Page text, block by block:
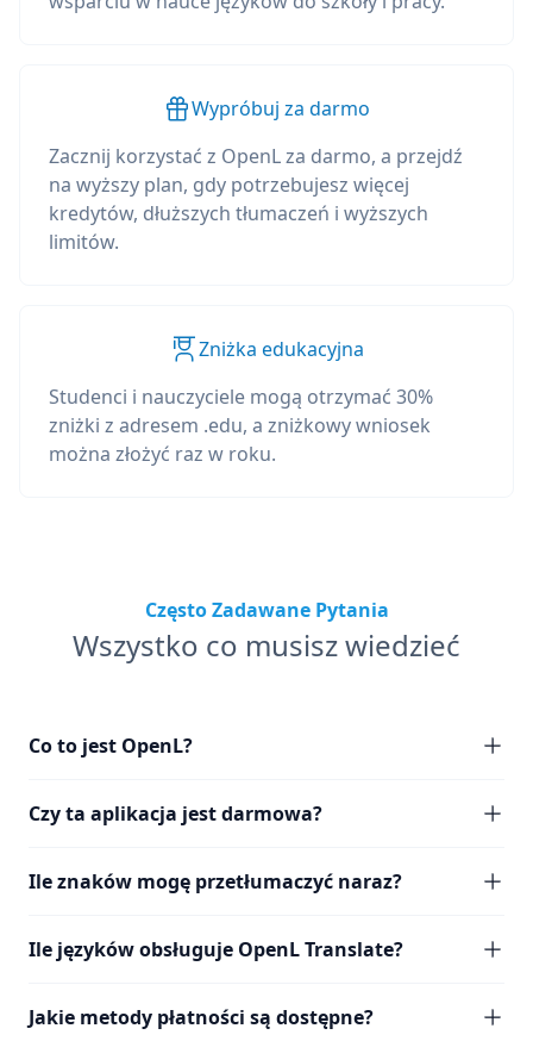
Wypróbuj za darmo
Zacznij korzystać z OpenL za darmo, a przejdź
na wyższy plan, gdy potrzebujesz więcej
kredytów, dłuższych tłumaczeń i wyższych
limitów.
Zniżka edukacyjna
Studenci i nauczyciele mogą otrzymać 30%
zniżki z adresem .edu, a zniżkowy wniosek
można złożyć raz w roku.
Często Zadawane Pytania
Wszystko co musisz wiedzieć
Co to jest OpenL?
Czy ta aplikacja jest darmowa?
Ile znaków mogę przetłumaczyć naraz?
Ile języków obsługuje OpenL Translate?
Jakie metody płatności są dostępne?